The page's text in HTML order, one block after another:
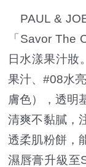
PAUL &
「Savor The
日水漾果汁妝
果汁、#08水
膚色），透明
清爽不黏膩，
透柔肌粉餅，
濕唇膏升級至